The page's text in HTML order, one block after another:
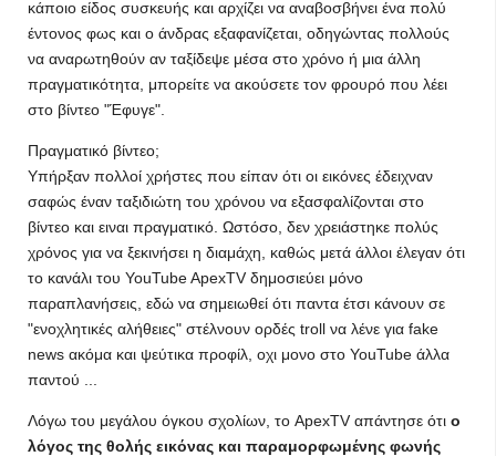
κάποιο είδος συσκευής και αρχίζει να αναβοσβήνει ένα πολύ
έντονος φως και ο άνδρας εξαφανίζεται, οδηγώντας πολλούς
να αναρωτηθούν αν ταξίδεψε μέσα στο χρόνο ή μια άλλη
πραγματικότητα, μπορείτε να ακούσετε τον φρουρό που λέει
στο βίντεο "Έφυγε".
Πραγματικό βίντεο;
Υπήρξαν πολλοί χρήστες που είπαν ότι οι εικόνες έδειχναν
σαφώς έναν ταξιδιώτη του χρόνου να εξασφαλίζονται στο
βίντεο και ειναι πραγματικό. Ωστόσο, δεν χρειάστηκε πολύς
χρόνος για να ξεκινήσει η διαμάχη, καθώς μετά άλλοι έλεγαν ότι
το κανάλι του YouTube ApexTV δημοσιεύει μόνο
παραπλανήσεις, εδώ να σημειωθεί ότι παντα έτσι κάνουν σε
"ενοχλητικές αλήθειες" στέλνουν ορδές troll να λένε για fake
news ακόμα και ψεύτικα προφίλ, οχι μονο στο YouTube άλλα
παντού ...
Λόγω του μεγάλου όγκου σχολίων, το ApexTV απάντησε ότι ο
λόγος της θολής εικόνας και παραμορφωμένης φωνής